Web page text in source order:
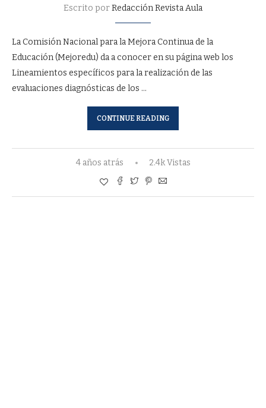
Escrito porRedacción Revista Aula
La Comisión Nacional para la Mejora Continua de la
Educación (Mejoredu) da a conocer en su página web los
Lineamientos específicos para la realización de las
evaluaciones diagnósticas de los …
CONTINUE READING
4 años atrás 2.4k Vistas